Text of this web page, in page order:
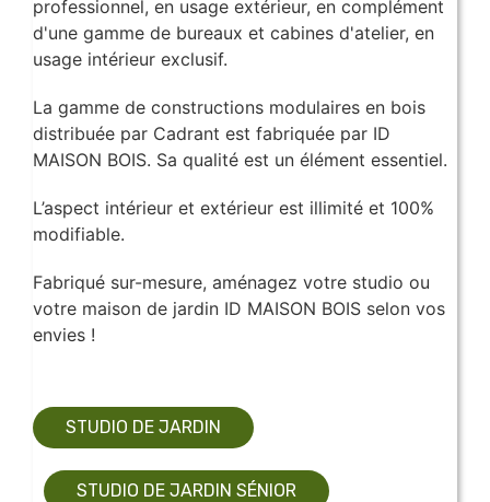
professionnel, en usage extérieur, en complément
d'une gamme de bureaux et cabines d'atelier, en
usage intérieur exclusif.
La gamme de constructions modulaires en bois
distribuée par Cadrant est fabriquée par ID
MAISON BOIS. Sa qualité est un élément essentiel.
​L’aspect intérieur et extérieur est illimité et 100%
modifiable.​
Fabriqué sur-mesure, aménagez votre studio ou
votre maison de jardin ID MAISON BOIS selon vos
envies !
STUDIO DE JARDIN
STUDIO DE JARDIN SÉNIOR